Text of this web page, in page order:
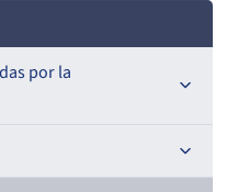
por la